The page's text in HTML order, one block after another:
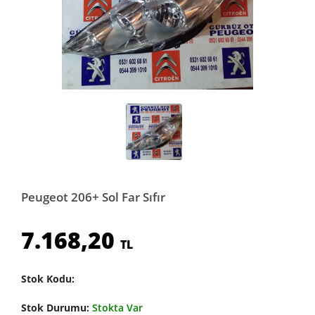
Peugeot 206+ Sol Far Sıfır
7.168,20 TL
Stok Kodu:
Stok Durumu: Stokta Var